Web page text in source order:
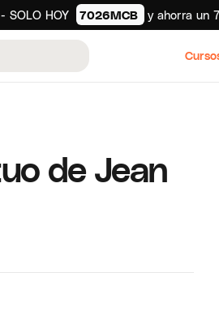
SOLO HOY 7026MCB y ahorra un
de Jean